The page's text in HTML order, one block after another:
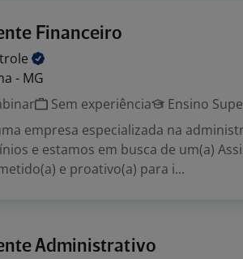
Financeiro
- MG
Sem experiência Ensino
empresa especializada na
e estamos em busca de um(a)
e proativo(a) para i...
Administrativo